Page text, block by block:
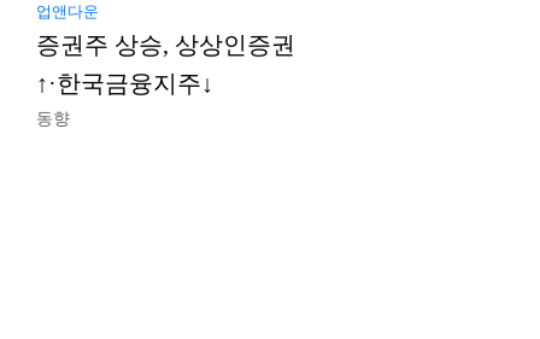
업앤다운
증권주 상승, 상상인증권
↑·한국금융지주↓
동향